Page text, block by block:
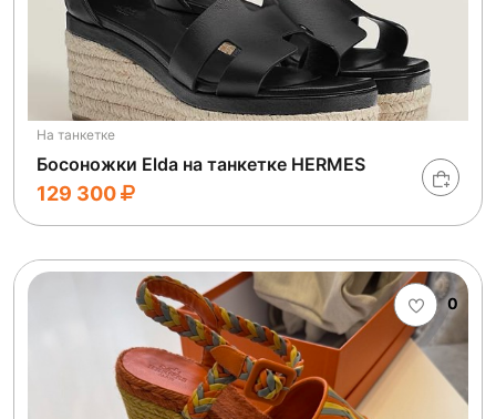
На танкетке
Босоножки Elda на танкетке HERMES
129 300
0